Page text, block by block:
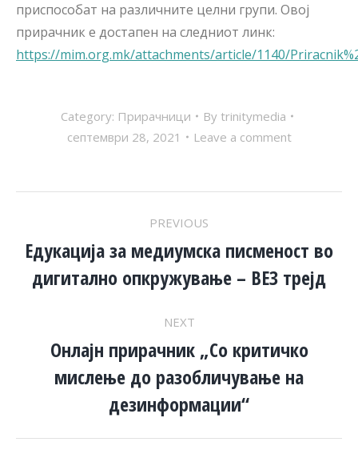
приспособат на различните целни групи. Овој
прирачник е достапен на следниот линк:
https://mim.org.mk/attachments/article/1140/
Category: Прирачници By trinitymedia
септември 28, 2021
Leave a comment
NAVIGATION
PREVIOUS
Previous
post:
Едукација за медиумска писменост во
дигитално опкружување – ВЕЗ трејд
NEXT
Next
post:
Онлајн прирачник „Со критичко
мислење до разобличување на
дезинформации“